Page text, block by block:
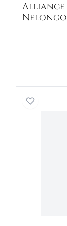
Alliance
Nelongo